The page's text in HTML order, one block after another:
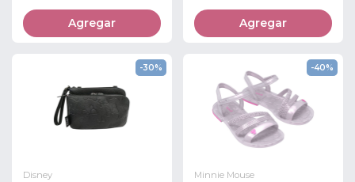
Agregar Agregar
-30%
Disney
-40%
Minnie Mouse